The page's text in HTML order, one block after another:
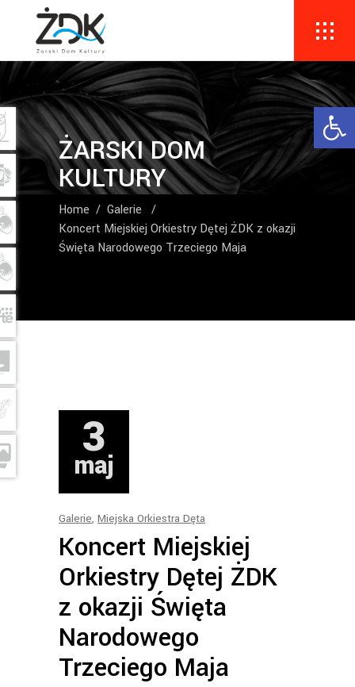
ŻARSKI DOM
KULTURY
Home / Galerie
/
Koncert Miejskiej Orkiestry Dętej ŻDK z okazji
Święta Narodowego Trzeciego Maja
3
maj
Galerie, Miejska Orkiestra Dęta
Koncert Miejskiej
Orkiestry Dętej ŻDK
z okazji Święta
Narodowego
Trzeciego Maja